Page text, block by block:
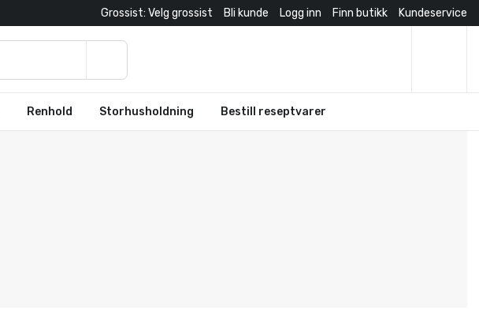
Grossist: Velg grossist Bli kunde Logg inn Finn butikk Kundeservice
Renhold Storhusholdning Bestill reseptvarer